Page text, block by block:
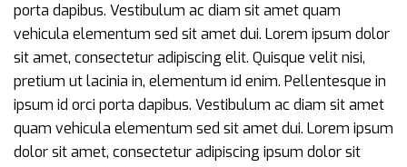
porta dapibus. Vestibulum ac diam sit amet quam
vehicula elementum sed sit amet dui. Lorem ipsum dolor
sit amet, consectetur adipiscing elit. Quisque velit nisi,
pretium ut lacinia in, elementum id enim. Pellentesque in
ipsum id orci porta dapibus. Vestibulum ac diam sit amet
quam vehicula elementum sed sit amet dui. Lorem ipsum
dolor sit amet, consectetur adipiscing ipsum dolor sit